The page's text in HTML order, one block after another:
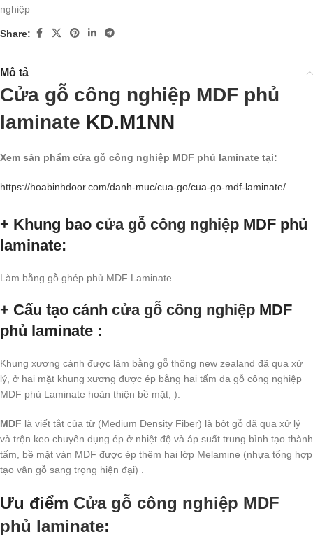
nghiệp
Share:
Mô tả
Cửa gỗ công nghiệp MDF phủ
laminate KD.M1NN
Xem sản phẩm cửa gỗ công nghiệp MDF phủ laminate tại:
https://hoabinhdoor.com/danh-muc/cua-go/cua-go-mdf-laminate/
+ Khung bao cửa gỗ công nghiệp MDF phủ
laminate:
Làm bằng gỗ ghép phủ MDF Laminate
+ Cấu tạo cánh cửa gỗ công nghiệp MDF
phủ laminate :
Khung xương cánh được làm bằng gỗ thông new zealand đã qua xử
lý, ở hai mặt khung xương được ép bằng hai tấm da gỗ công nghiệp
MDF phủ Laminate hoàn thiện bề mặt, ).
MDF là viết tắt của từ (Medium Density Fiber) là bột gỗ đã qua xử lý
và trộn keo chuyên dụng ép ở nhiệt độ và áp suất trung bình tạo thành
tấm, bề mặt ván MDF được ép thêm hai lớp Melamine (nhựa tổng hợp
tạo vân gỗ sang trọng hiện đại) .
Ưu điểm Cửa gỗ công nghiệp MDF
phủ laminate: